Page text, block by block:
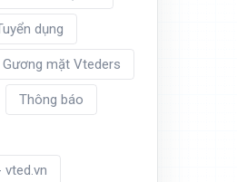
dụng
Gương mặt Vteders
Thông báo
vted.vn